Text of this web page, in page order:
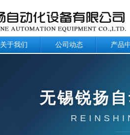
关于我们 公司动态 产品
无锡锐扬